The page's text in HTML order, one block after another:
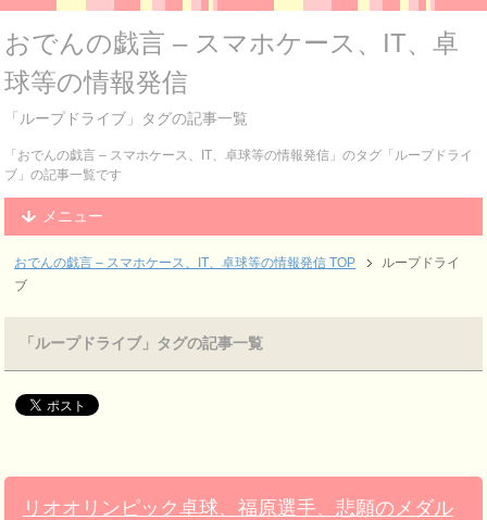
おでんの戯言 – スマホケース、IT、卓
球等の情報発信
「ループドライブ」タグの記事一覧
「おでんの戯言 – スマホケース、IT、卓球等の情報発信」のタグ「ループドライ
ブ」の記事一覧です
メニュー
おでんの戯言 – スマホケース、IT、卓球等の情報発信 TOP
ループドライ
ブ
「ループドライブ」タグの記事一覧
リオオリンピック卓球、福原選手、悲願のメダル